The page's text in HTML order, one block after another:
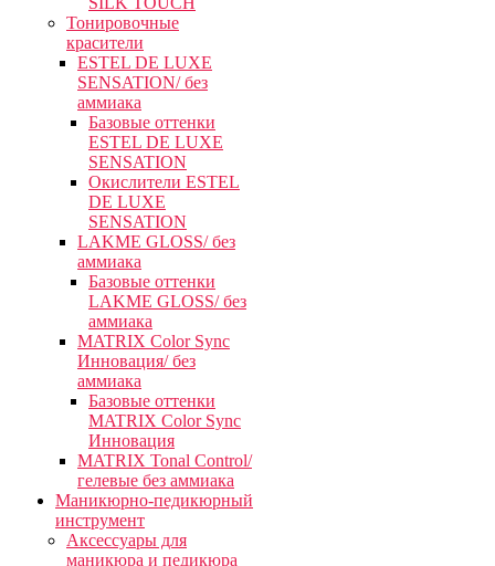
Тонировочные
красители
ESTEL DE LUXE
SENSATION/ без
аммиака
Базовые оттенки
ESTEL DE LUXE
SENSATION
Окислители ESTEL
DE LUXE
SENSATION
LAKME GLOSS/ без
аммиака
Базовые оттенки
LAKME GLOSS/ без
аммиака
MATRIX Color Sync
Инновация/ без
аммиака
Базовые оттенки
MATRIX Color Sync
Инновация
MATRIX Tonal Control/
гелевые без аммиака
Маникюрно-педикюрный
инструмент
Аксессуары для
маникюра и педикюра